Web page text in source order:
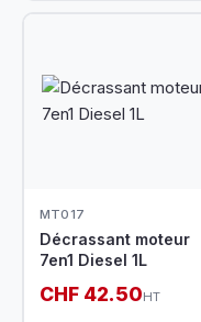
MT017
Décrassant moteur
7en1 Diesel 1L
CHF 42.50HT